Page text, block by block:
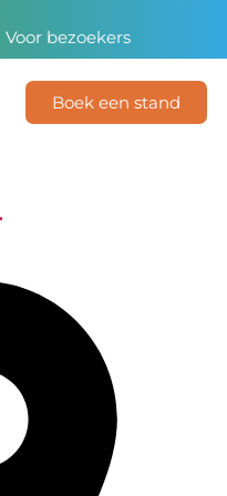
Voor bezoekers
Boek een stand